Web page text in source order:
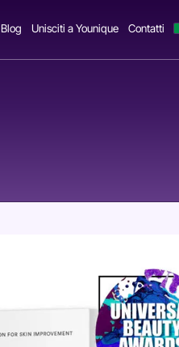
Blog Unisciti a Younique Contatti